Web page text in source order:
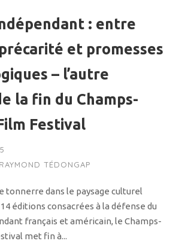
: entre
et promesses
– l’autre
la fin du Champs-
Festival
TÉDONGAP
tonnerre dans le paysage culturel
éditions consacrées à la défense du
français et américain, le Champs-
met fin à...